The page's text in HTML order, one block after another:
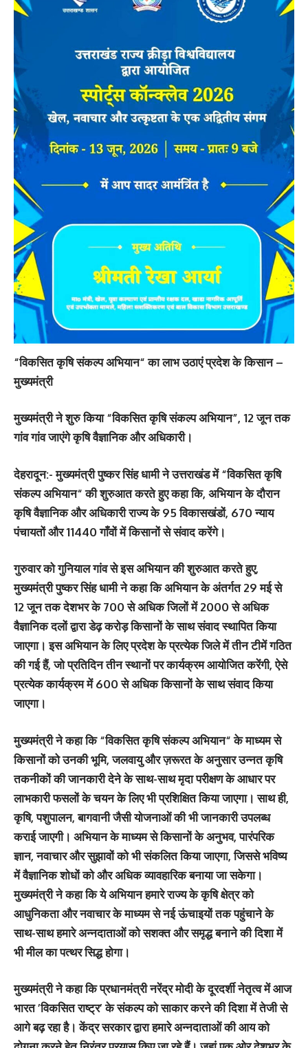
“विकसित कृषि संकल्प अभियान“ का लाभ उठाएं प्रदेश के किसान –
मुख्यमंत्री
मुख्यमंत्री ने शुरु किया “विकसित कृषि संकल्प अभियान”, 12 जून तक
गांव गांव जाएंगे कृषि वैज्ञानिक और अधिकारी।
देहरादून:-मुख्यमंत्री पुष्कर सिंह धामी ने उत्तराखंड में “विकसित कृषि
संकल्प अभियान“ की शुरुआत करते हुए कहा कि, अभियान के दौरान
कृषि वैज्ञानिक और अधिकारी राज्य के 95 विकासखंडों, 670 न्याय
पंचायतों और 11440 गाँवों में किसानों से संवाद करेंगे।
गुरुवार को गुनियाल गांव से इस अभियान की शुरुआत करते हुए,
मुख्यमंत्री पुष्कर सिंह धामी ने कहा कि अभियान के अंतर्गत 29 मई से
12 जून तक देशभर के 700 से अधिक जिलों में 2000 से अधिक
वैज्ञानिक दलों द्वारा डेढ़ करोड़ किसानों के साथ संवाद स्थापित किया
जाएगा। इस अभियान के लिए प्रदेश के प्रत्येक जिले में तीन टीमें गठित
की गई हैं, जो प्रतिदिन तीन स्थानों पर कार्यक्रम आयोजित करेंगी, ऐसे
प्रत्येक कार्यक्रम में 600 से अधिक किसानों के साथ संवाद किया
जाएगा।
मुख्यमंत्री ने कहा कि “विकसित कृषि संकल्प अभियान“ के माध्यम से
किसानों को उनकी भूमि, जलवायु और ज़रूरत के अनुसार उन्नत कृषि
तकनीकों की जानकारी देने के साथ-साथ मृदा परीक्षण के आधार पर
लाभकारी फसलों के चयन के लिए भी प्रशिक्षित किया जाएगा। साथ ही,
कृषि, पशुपालन, बागवानी जैसी योजनाओं की भी जानकारी उपलब्ध
कराई जाएगी। अभियान के माध्यम से किसानों के अनुभव, पारंपरिक
ज्ञान, नवाचार और सुझावों को भी संकलित किया जाएगा, जिससे भविष्य
में वैज्ञानिक शोधों को और अधिक व्यावहारिक बनाया जा सकेगा।
मुख्यमंत्री ने कहा कि ये अभियान हमारे राज्य के कृषि क्षेत्र को
आधुनिकता और नवाचार के माध्यम से नई ऊंचाइयों तक पहुंचाने के
साथ-साथ हमारे अन्नदाताओं को सशक्त और समृद्ध बनाने की दिशा में
भी मील का पत्थर सिद्ध होगा।
मुख्यमंत्री ने कहा कि प्रधानमंत्री नरेंद्र मोदी के दूरदर्शी नेतृत्व में आज
भारत ’विकसित राष्ट्र’ के संकल्प को साकार करने की दिशा में तेजी से
आगे बढ़ रहा है। केंद्र सरकार द्वारा हमारे अन्नदाताओं की आय को